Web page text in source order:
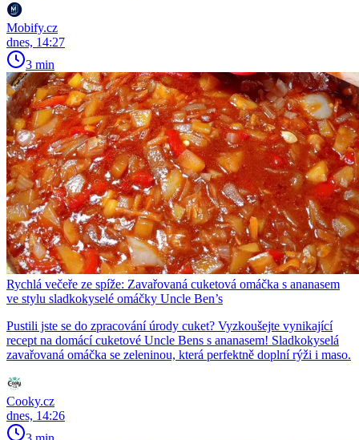
Mobify.cz
dnes, 14:27
3 min
Rychlá večeře ze spíže: Zavařovaná cuketová omáčka s ananasem
ve stylu sladkokyselé omáčky Uncle Ben’s
Pustili jste se do zpracování úrody cuket? Vyzkoušejte vynikající
recept na domácí cuketové Uncle Bens s ananasem! Sladkokyselá
zavařovaná omáčka se zeleninou, která perfektně doplní rýži i maso.
Cooky.cz
dnes, 14:26